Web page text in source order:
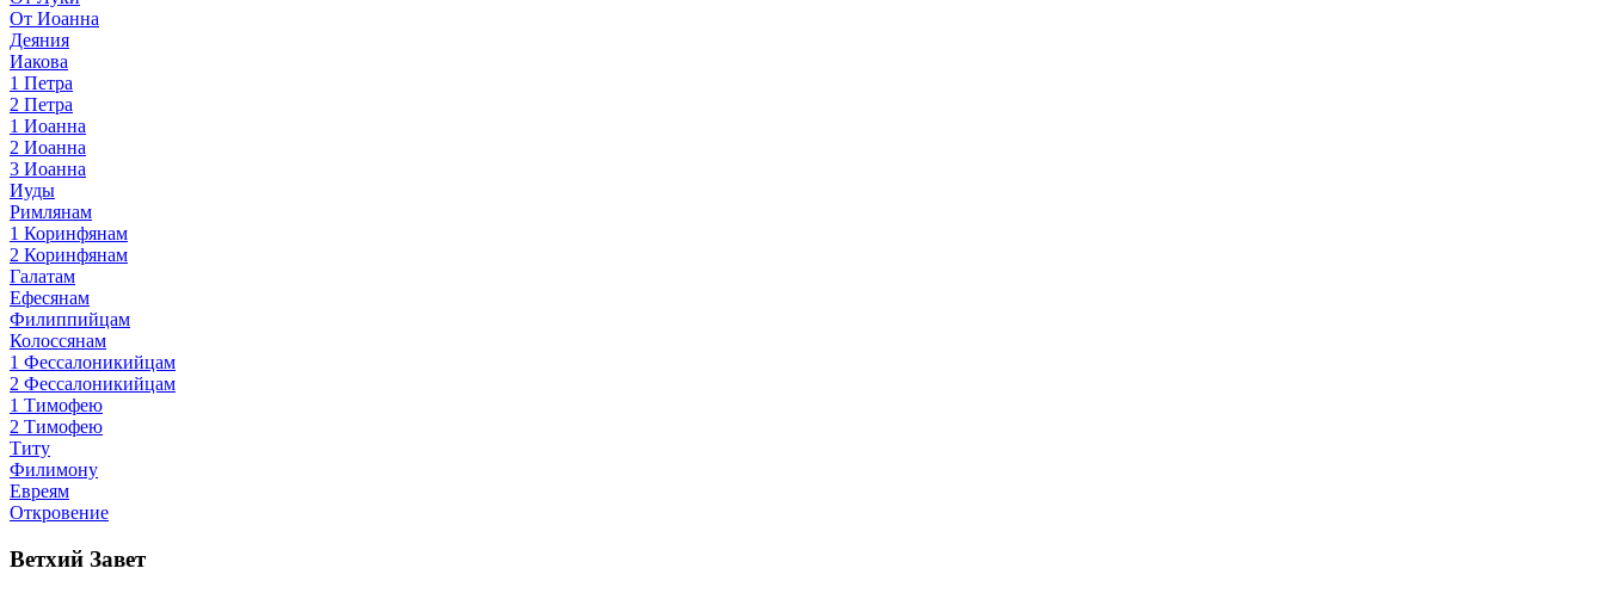
От Иоанна
Деяния
Иакова
1 Петра
2 Петра
1 Иоанна
2 Иоанна
3 Иоанна
Иуды
Римлянам
1 Коринфянам
2 Коринфянам
Галатам
Ефесянам
Филиппийцам
Колоссянам
1 Фессалоникийцам
2 Фессалоникийцам
1 Тимофею
2 Тимофею
Титу
Филимону
Евреям
Откровение
Ветхий Завет